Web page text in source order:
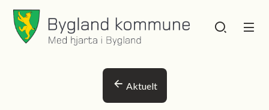
Bygland kommune
Aktuelt